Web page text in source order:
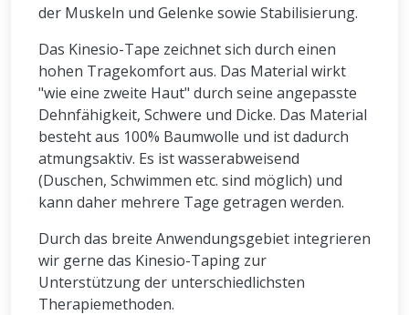
der Muskeln und Gelenke sowie Stabilisierung.
Das Kinesio-Tape zeichnet sich durch einen
hohen Tragekomfort aus. Das Material wirkt
"wie eine zweite Haut" durch seine angepasste
Dehnfähigkeit, Schwere und Dicke. Das Material
besteht aus 100% Baumwolle und ist dadurch
atmungsaktiv. Es ist wasserabweisend
(Duschen, Schwimmen etc. sind möglich) und
kann daher mehrere Tage getragen werden.
Durch das breite Anwendungsgebiet integrieren
wir gerne das Kinesio-Taping zur
Unterstützung der unterschiedlichsten
Therapiemethoden.